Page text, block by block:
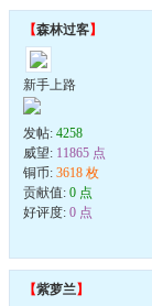
【森林过客】
新手上路
发帖: 4258
威望: 11865 点
铜币: 3618 枚
贡献值: 0 点
好评度: 0 点
【紫萝兰】